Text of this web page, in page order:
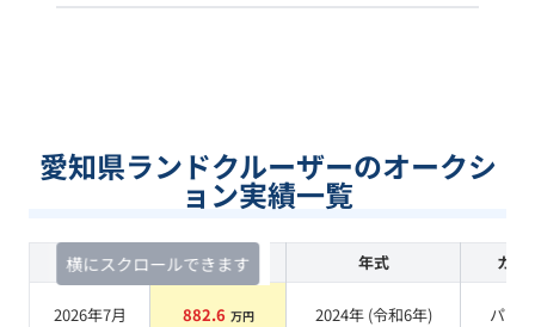
愛知県ランドクルーザーのオークシ
ョン実績一覧
横にスクロールできます
査定時期 セルカ実績 年式 カラ
2026年7月 882.6 万円 2024年 (令和6年) パール